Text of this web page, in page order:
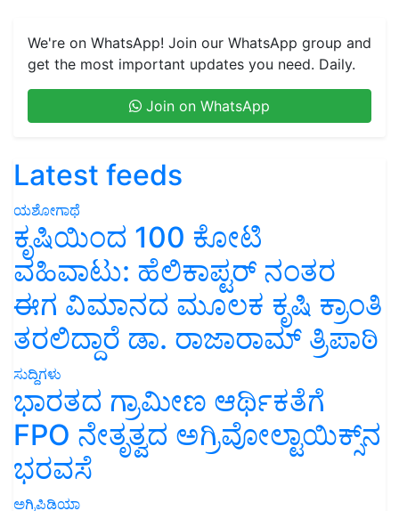
We're on WhatsApp! Join our WhatsApp group and
get the most important updates you need. Daily.
Join on WhatsApp
Latest feeds
ಯಶೋಗಾಥೆ
ಕೃಷಿಯಿಂದ 100 ಕೋಟಿ
ವಹಿವಾಟು: ಹೆಲಿಕಾಪ್ಟರ್ ನಂತರ
ಈಗ ವಿಮಾನದ ಮೂಲಕ ಕೃಷಿ ಕ್ರಾಂತಿ
ತರಲಿದ್ದಾರೆ ಡಾ. ರಾಜಾರಾಮ್ ತ್ರಿಪಾಠಿ
ಸುದ್ದಿಗಳು
ಭಾರತದ ಗ್ರಾಮೀಣ ಆರ್ಥಿಕತೆಗೆ
FPO ನೇತೃತ್ವದ ಅಗ್ರಿವೋಲ್ಟಾಯಿಕ್ಸ್‌ನ
ಭರವಸೆ
ಅಗ್ರಿಪಿಡಿಯಾ